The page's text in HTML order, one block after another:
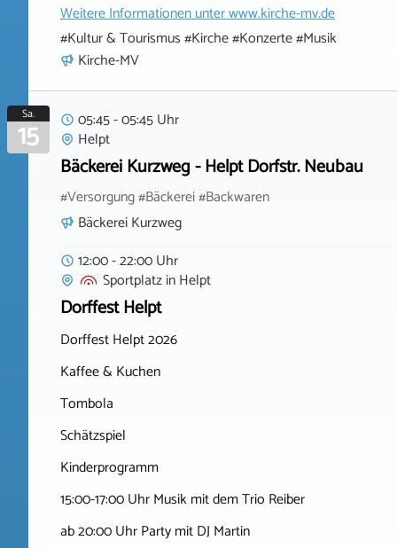
Weitere Informationen unterwww.kirche-mv.de
#Kultur & Tourismus #Kirche #Konzerte #Musik
Kirche-MV
Sa.
15
05:45 - 05:45 Uhr
Helpt
Bäckerei Kurzweg - Helpt Dorfstr. Neubau
#Versorgung #Bäckerei #Backwaren
Bäckerei Kurzweg
12:00 - 22:00 Uhr
SportplatzinHelpt
Dorffest Helpt
Dorffest Helpt 2026
Kaffee & Kuchen
Tombola
Schätzspiel
Kinderprogramm
15:00-17:00 Uhr Musik mit dem Trio Reiber
ab 20:00 Uhr Party mit DJ Martin